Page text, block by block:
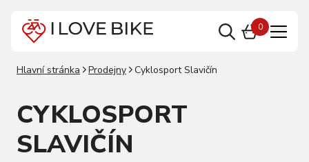
0
Hlavní stránka Prodejny Cyklosport Slavičín
CYKLOSPORT
SLAVIČÍN